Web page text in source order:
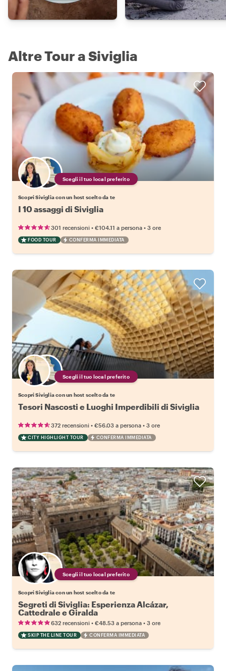
Altre Tour a Siviglia
Scegli il tuo local preferito
Scopri Siviglia con un host scelto da te
I 10 assaggi di Siviglia
301 recensioni • €104.11 a persona • 3 ore
FOOD TOUR CONFERMA IMMEDIATA
Scegli il tuo local preferito
Scopri Siviglia con un host scelto da te
Tesori Nascosti e Luoghi Imperdibili di Siviglia
372 recensioni • €56.03 a persona • 3 ore
CITY HIGHLIGHT TOUR CONFERMA IMMEDIATA
Scegli il tuo local preferito
Scopri Siviglia con un host scelto da te
Segreti di Siviglia: Esperienza Alcázar,
Cattedrale e Giralda
632 recensioni • €48.53 a persona • 3 ore
SKIP THE LINE TOUR CONFERMA IMMEDIATA